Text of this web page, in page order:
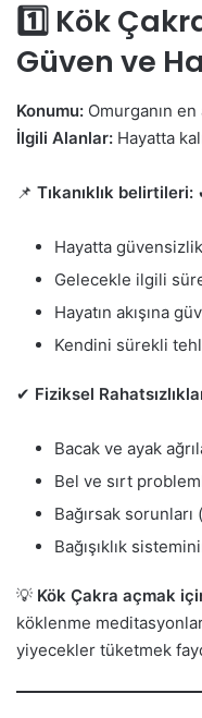
1️⃣ Kök
Güven ve
Konumu: Omurganın en
İlgili Alanlar: Hayatta
📌 Tıkanıklık belirtileri:
Hayatta
Gelecekle ilgili
Hayatın akışına
Kendini sürekli
✔ Fiziksel
Bacak ve ayak
Bel ve sırt
Bağırsak sorunları
Bağışıklık
💡 Kök Çakra açmak
köklenme
yiyecekler tüketmek